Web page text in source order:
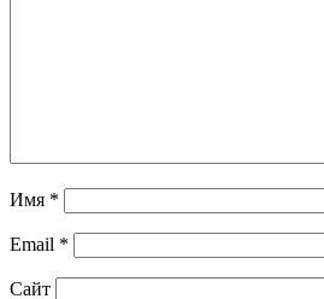
Имя *
Email *
Сайт